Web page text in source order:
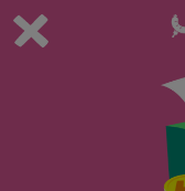
Du spielst die